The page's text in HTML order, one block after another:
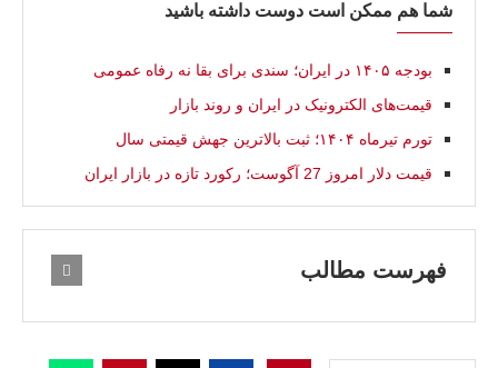
شما هم ممکن است دوست داشته باشید
بودجه ۱۴۰۵ در ایران؛ سندی برای بقا نه رفاه عمومی
قیمت‌های الکترونیک در ایران و روند بازار
تورم تیرماه ۱۴۰۴؛ ثبت بالاترین جهش قیمتی سال
قیمت دلار امروز 27 آگوست؛ رکورد تازه در بازار ایران
فهرست مطالب